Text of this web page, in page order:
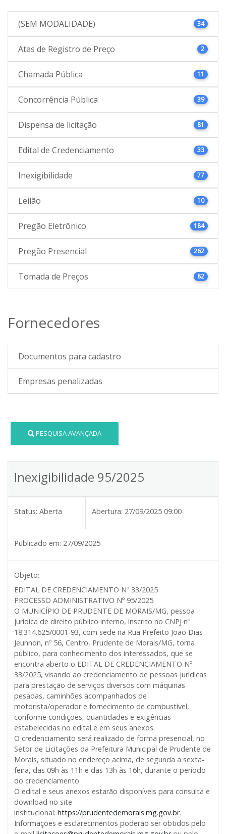
(SEM MODALIDADE) 34
Atas de Registro de Preço 2
Chamada Pública 11
Concorrência Pública 39
Dispensa de licitação 81
Edital de Credenciamento 33
Inexigibilidade 77
Leilão 10
Pregão Eletrônico 184
Pregão Presencial 262
Tomada de Preços 82
Fornecedores
Documentos para cadastro
Empresas penalizadas
PESQUISA AVANÇADA
Inexigibilidade 95/2025
Status: Aberta Abertura: 27/09/2025 09:00
Publicado em: 27/09/2025
Objeto:
EDITAL DE CREDENCIAMENTO Nº 33/2025
PROCESSO ADMINISTRATIVO Nº 95/2025
O MUNICÍPIO DE PRUDENTE DE MORAIS/MG, pessoa
jurídica de direito público interno, inscrito no CNPJ nº
18.314.625/0001-93, com sede na Rua Prefeito João Dias
Jeunnon, nº 56, Centro, Prudente de Morais/MG, torna
público, para conhecimento dos interessados, que se
encontra aberto o EDITAL DE CREDENCIAMENTO Nº
33/2025, visando ao credenciamento de pessoas jurídicas
para prestação de serviços diversos com máquinas
pesadas, caminhões acompanhados de
motorista/operador e fornecimento de combustível,
conforme condições, quantidades e exigências
estabelecidas no edital e em seus anexos.
O credenciamento será realizado de forma presencial, no
Setor de Licitações da Prefeitura Municipal de Prudente de
Morais, situado no endereço acima, de segunda a sexta-
feira, das 09h às 11h e das 13h às 16h, durante o período
do credenciamento.
O edital e seus anexos estarão disponíveis para consulta e
download no site
institucional: https://prudentedemorais.mg.gov.br.
Informações e esclarecimentos poderão ser obtidos pelo